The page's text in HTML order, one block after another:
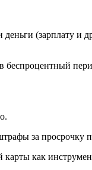
(зарплату и
за просрочку
как